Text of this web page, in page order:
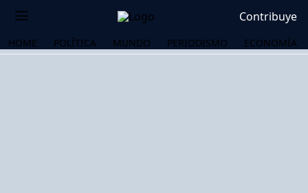
Contribuye
HOME POLÍTICA MUNDO PERIODISMO ECONOMÍA